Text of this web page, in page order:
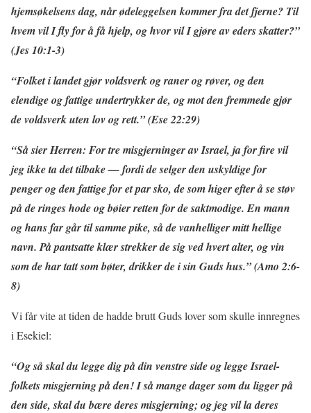
hjemsøkelsens dag, når ødeleggelsen kommer fra det fjerne? Til
hvem vil I fly for å få hjelp, og hvor vil I gjøre av eders skatter?”
(Jes 10:1-3)
“Folket i landet gjør voldsverk og raner og røver, og den
elendige og fattige undertrykker de, og mot den fremmede gjør
de voldsverk uten lov og rett.” (Ese 22:29)
“Så sier Herren: For tre misgjerninger av Israel, ja for fire vil
jeg ikke ta det tilbake — fordi de selger den uskyldige for
penger og den fattige for et par sko, de som higer efter å se støv
på de ringes hode og bøier retten for de saktmodige. En mann
og hans far går til samme pike, så de vanhelliger mitt hellige
navn. På pantsatte klær strekker de sig ved hvert alter, og vin
som de har tatt som bøter, drikker de i sin Guds hus.” (Amo 2:6-
8)
Vi får vite at tiden de hadde brutt Guds lover som skulle innregnes
i Esekiel:
“Og så skal du legge dig på din venstre side og legge Israel-
folkets misgjerning på den! I så mange dager som du ligger på
den side, skal du bære deres misgjerning; og jeg vil la deres